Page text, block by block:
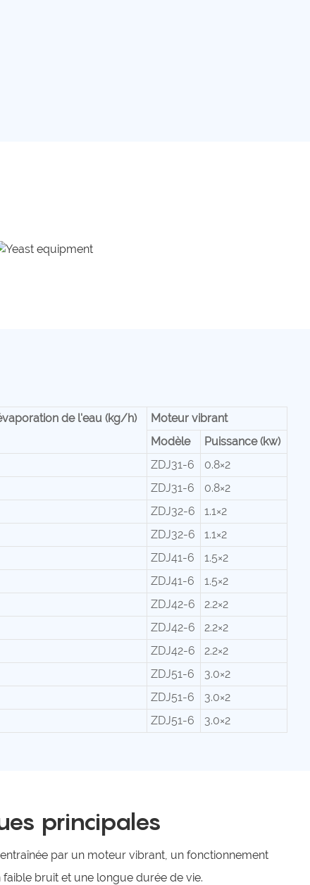
de l'eau (kg/h)
Moteur vibrant
Modèle
Puissance (kw)
ZDJ31-6
0.8×2
ZDJ31-6
0.8×2
ZDJ32-6
1.1×2
ZDJ32-6
1.1×2
ZDJ41-6
1.5×2
ZDJ41-6
1.5×2
ZDJ42-6
2.2×2
ZDJ42-6
2.2×2
ZDJ42-6
2.2×2
ZDJ51-6
3.0×2
ZDJ51-6
3.0×2
ZDJ51-6 3.0×2
principales
par un moteur vibrant, un fonctionnement
bruit et une longue durée de vie.